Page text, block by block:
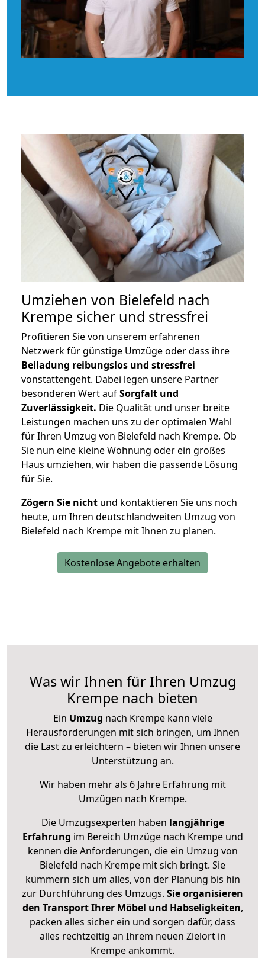
Umziehen von Bielefeld nach
Krempe sicher und stressfrei
Profitieren Sie von unserem erfahrenen
Netzwerk für günstige Umzüge oder dass ihre
Beiladung reibungslos und stressfrei
vonstattengeht. Dabei legen unsere Partner
besonderen Wert aufSorgfalt und
Zuverlässigkeit. Die Qualität und unser breite
Leistungen machen uns zu der optimalen Wahl
für Ihren Umzug von Bielefeld nach Krempe. Ob
Sie nun eine kleine Wohnung oder ein großes
Haus umziehen, wir haben die passende Lösung
für Sie.
Zögern Sie nicht und kontaktieren Sie uns noch
heute, um Ihren deutschlandweiten Umzug von
Bielefeld nach Krempe mit Ihnen zu planen.
Kostenlose Angebote erhalten
Was wir Ihnen für Ihren Umzug
Krempe nach bieten
Ein Umzug nach Krempe kann viele
Herausforderungen mit sich bringen, um Ihnen
die Last zu erleichtern – bieten wir Ihnen unsere
Unterstützung an.
Wir haben mehr als 6 Jahre Erfahrung mit
Umzügen nach Krempe.
Die Umzugsexperten haben langjährige
Erfahrung im Bereich Umzüge nach Krempe und
kennen die Anforderungen, die ein Umzug von
Bielefeld nach Krempe mit sich bringt. Sie
kümmern sich um alles, von der Planung bis hin
zur Durchführung des Umzugs. Sie organisieren
den Transport Ihrer Möbel und Habseligkeiten,
packen alles sicher ein und sorgen dafür, dass
alles rechtzeitig an Ihrem neuen Zielort in
Krempe ankommt.